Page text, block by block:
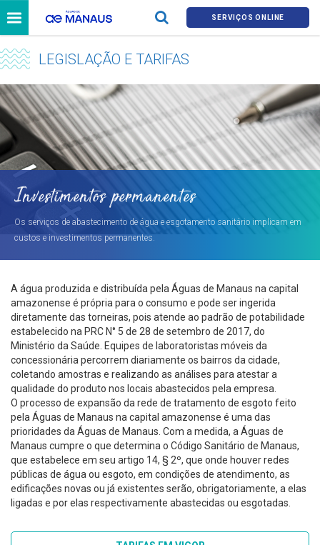
SERVIÇOS ONLINE
LEGISLAÇÃO E TARIFAS
Investimentos permanentes
Os serviços de abastecimento de água e esgotamento sanitário implicam em
custos e investimentos permanentes.
A água produzida e distribuída pela Águas de Manaus na capital
amazonense é própria para o consumo e pode ser ingerida
diretamente das torneiras, pois atende ao padrão de potabilidade
estabelecido na PRC N° 5 de 28 de setembro de 2017, do
Ministério da Saúde. Equipes de laboratoristas móveis da
concessionária percorrem diariamente os bairros da cidade,
coletando amostras e realizando as análises para atestar a
qualidade do produto nos locais abastecidos pela empresa.
O processo de expansão da rede de tratamento de esgoto feito
pela Águas de Manaus na capital amazonense é uma das
prioridades da Águas de Manaus. Com a medida, a Águas de
Manaus cumpre o que determina o Código Sanitário de Manaus,
que estabelece em seu artigo 14, § 2º, que onde houver redes
públicas de água ou esgoto, em condições de atendimento, as
edificações novas ou já existentes serão, obrigatoriamente, a elas
ligadas e por elas respectivamente abastecidas ou esgotadas.